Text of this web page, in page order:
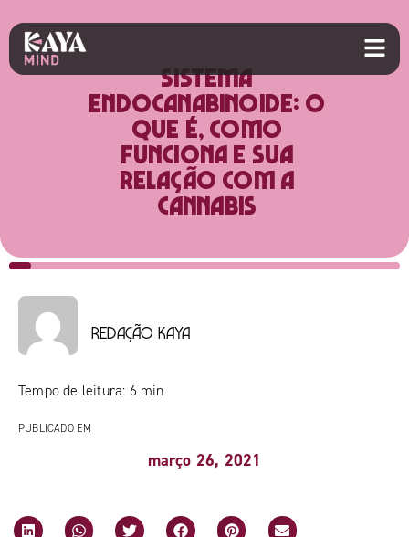
Sistema
endocanabinoide: o
que é, como
funciona e sua
relação com a
cannabis
Redação Kaya
Tempo de leitura: 6 min
PUBLICADO EM
março 26, 2021